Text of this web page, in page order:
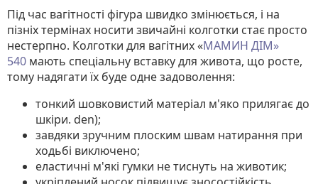
Під час вагітності фігура швидко змінюється, і на
пізніх термінах носити звичайні колготки стає просто
нестерпно. Колготки для вагітних «МАМИН ДІМ»
540 мають спеціальну вставку для живота, що росте,
тому надягати їх буде одне задоволення:
тонкий шовковистий матеріал м'яко прилягає до
шкіри. den);
завдяки зручним плоским швам натирання при
ходьбі виключено;
еластичні м'які гумки не тиснуть на животик;